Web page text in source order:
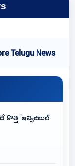
Telugu News
కొత్త 'ఇన్విజిబుల్